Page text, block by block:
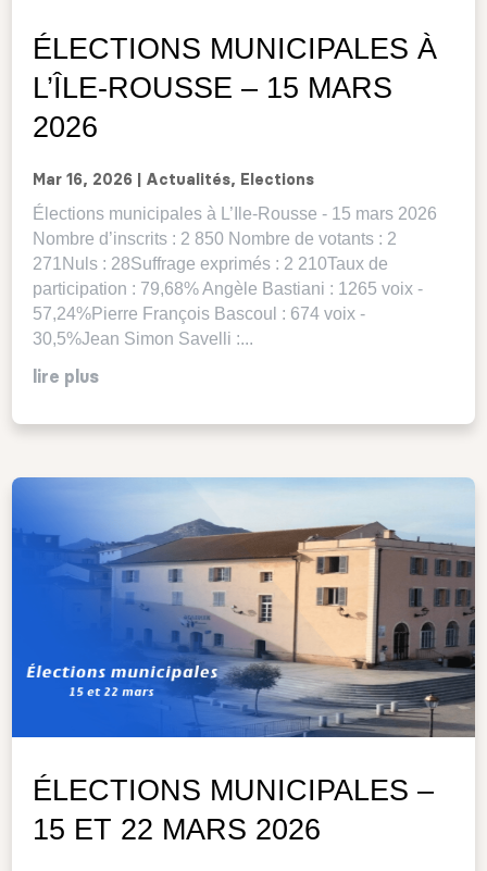
ÉLECTIONS MUNICIPALES À
L’ÎLE-ROUSSE – 15 MARS
2026
Mar 16, 2026 Actualités, Elections
Élections municipales à L’Ile-Rousse - 15 mars 2026
Nombre d’inscrits : 2 850 Nombre de votants : 2
271Nuls : 28Suffrage exprimés : 2 210Taux de
participation : 79,68% Angèle Bastiani : 1265 voix -
57,24%Pierre François Bascoul : 674 voix -
30,5%Jean Simon Savelli :...
lire plus
ÉLECTIONS MUNICIPALES –
15 ET 22 MARS 2026